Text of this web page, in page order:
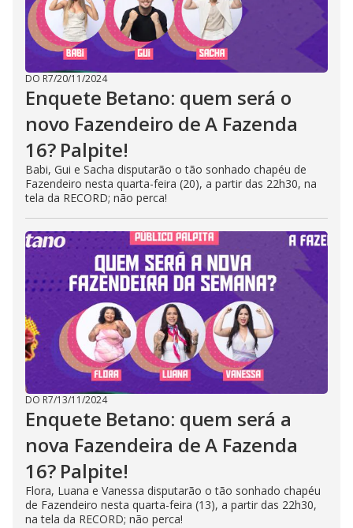
DO R7/20/11/2024
Enquete Betano: quem será o
novo Fazendeiro de A Fazenda
16? Palpite!
Babi, Gui e Sacha disputarão o tão sonhado chapéu de
Fazendeiro nesta quarta-feira (20), a partir das 22h30, na
tela da RECORD; não perca!
DO R7/13/11/2024
Enquete Betano: quem será a
nova Fazendeira de A Fazenda
16? Palpite!
Flora, Luana e Vanessa disputarão o tão sonhado chapéu
de Fazendeiro nesta quarta-feira (13), a partir das 22h30,
na tela da RECORD; não perca!